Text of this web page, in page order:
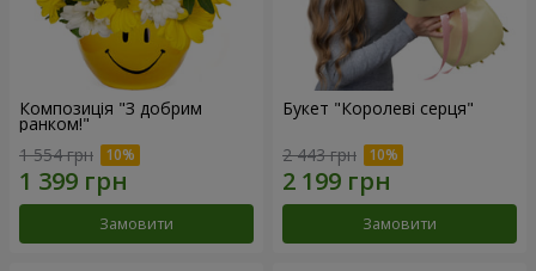
Композиція "З добрим
ранком!"
1 554 грн
Замовити
Букет "Королеві серця"
2 443 грн
Замовити